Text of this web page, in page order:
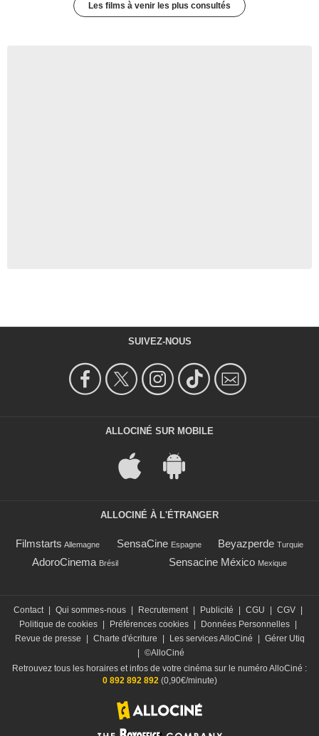
Les films à venir les plus consultés
SUIVEZ-NOUS
ALLOCINÉ SUR MOBILE
ALLOCINÉ À L'ÉTRANGER
Filmstarts Allemagne SensaCine Espagne Beyazperde Turquie
AdoroCinema Brésil Sensacine México Mexique
Contact Qui sommes-nous Recrutement Publicité CGU CGV
Politique de cookies
Préférences cookies Données Personnelles
Revue de presse
Charte d'écriture Les services AlloCiné
Gérer Utiq
©AlloCiné
Retrouvez tous les horaires et infos de votre cinéma sur le numéro AlloCiné :
0 892 892 892(0,90€/minute)